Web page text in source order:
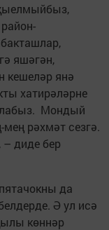
яшәгән,
кешеләр янә
хатирәләрне
Мондый
рәхмәт сезгә.
– диде бер
да
Ә ул исә
көннәр